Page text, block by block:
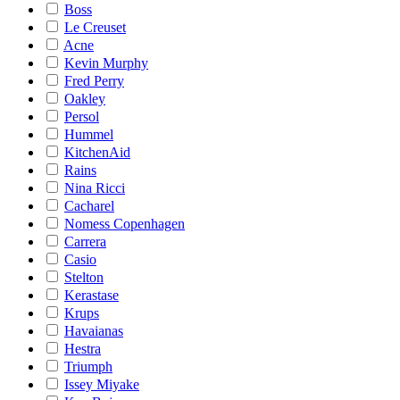
Boss
Le Creuset
Acne
Kevin Murphy
Fred Perry
Oakley
Persol
Hummel
KitchenAid
Rains
Nina Ricci
Cacharel
Nomess Copenhagen
Carrera
Casio
Stelton
Kerastase
Krups
Havaianas
Hestra
Triumph
Issey Miyake